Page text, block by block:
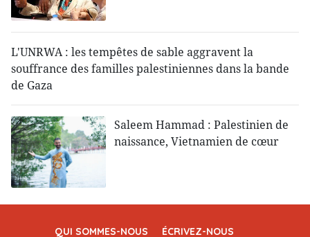
L'UNRWA : les tempêtes de sable aggravent la
souffrance des familles palestiniennes dans la bande
de Gaza
Saleem Hammad : Palestinien de
naissance, Vietnamien de cœur
QUI SOMMES-NOUS ÉCRIVEZ-NOUS